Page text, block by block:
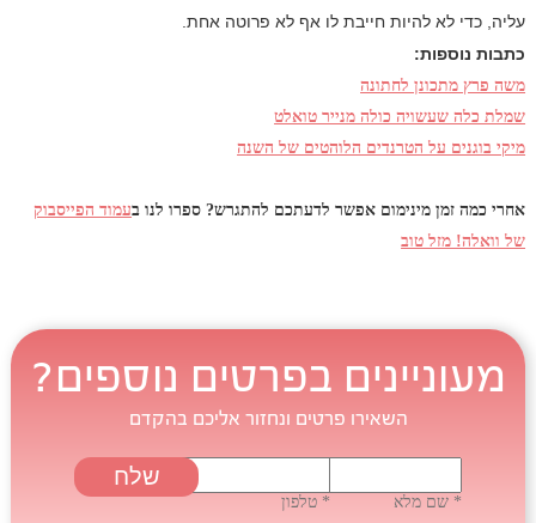
עליה, כדי לא להיות חייבת לו אף לא פרוטה אחת.
כתבות נוספות:
משה פרץ מתכונן לחתונה
שמלת כלה שעשויה כולה מנייר טואלט
מיקי בוגנים על הטרנדים הלוהטים של השנה
אחרי כמה זמן מינימום אפשר לדעתכם להתגרש? ספרו לנו בעמוד הפייסבוק
של וואלה! מזל טוב
מעוניינים בפרטים נוספים?
השאירו פרטים ונחזור אליכם בהקדם
* שם מלא
* טלפון